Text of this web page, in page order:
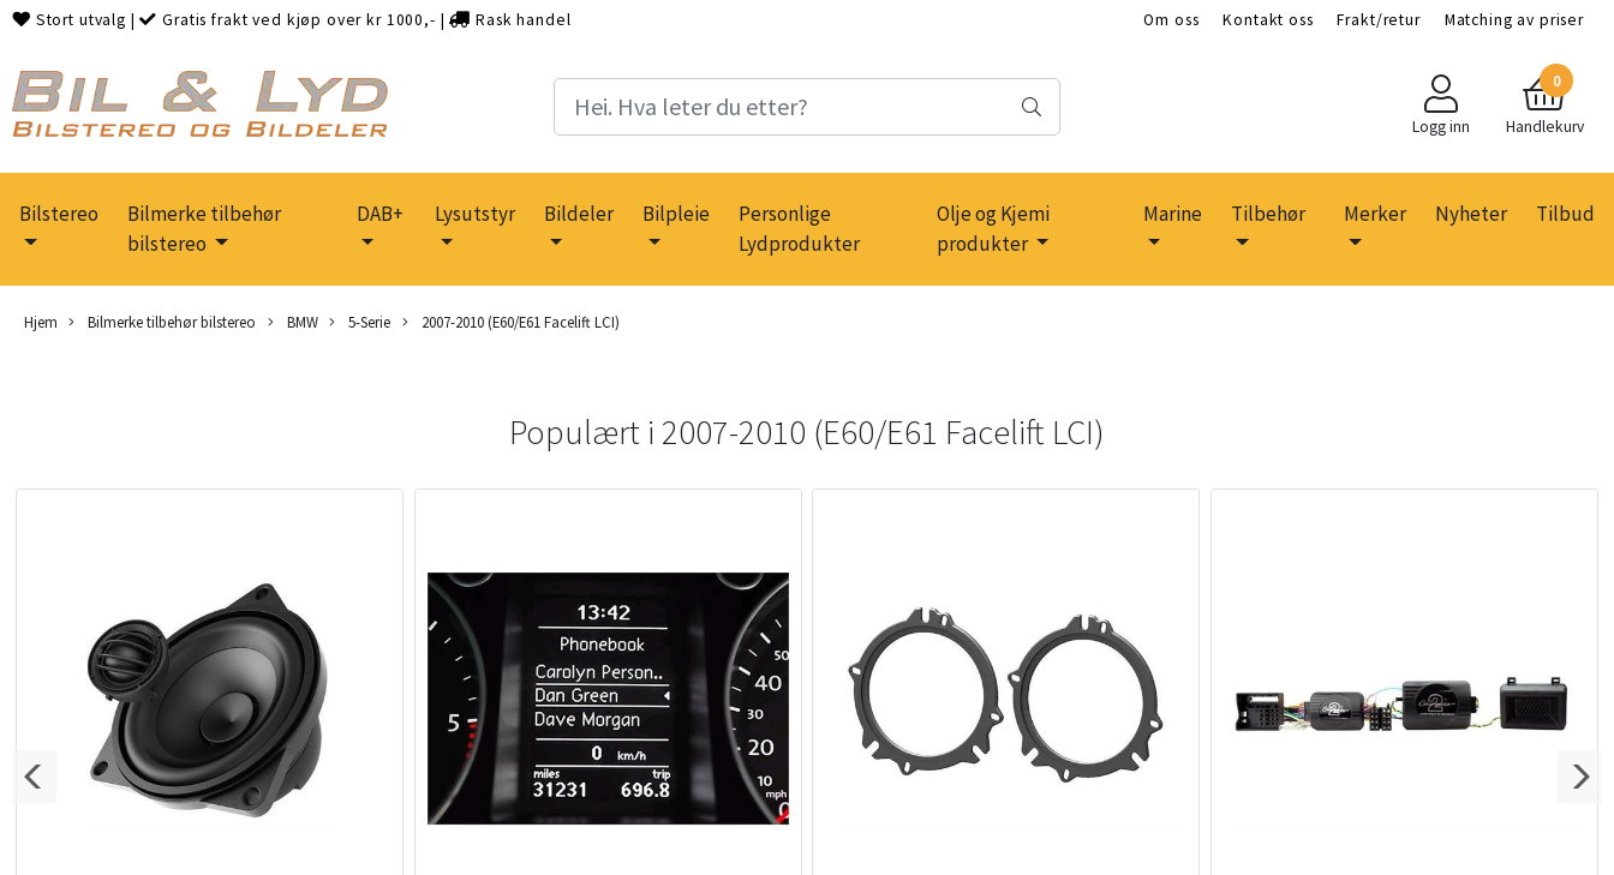
Stort utvalg | Gratis frakt ved kjøp over kr 1000,- | Rask handel Om oss Kontakt oss Frakt/retur Matching av priser
Logg inn
0
Handlekurv
Bilstereo
Bilmerke tilbehør
bilstereo
DAB+ Lysutstyr Bildeler Bilpleie
Personlige
Lydprodukter
Olje og Kjemi
produkter
Marine Tilbehør Merker Nyheter Tilbud
Hjem Bilmerke tilbehør bilstereo BMW 5-Serie 2007-2010 (E60/E61 Facelift LCI)
Populært i 2007-2010 (E60/E61 Facelift LCI)